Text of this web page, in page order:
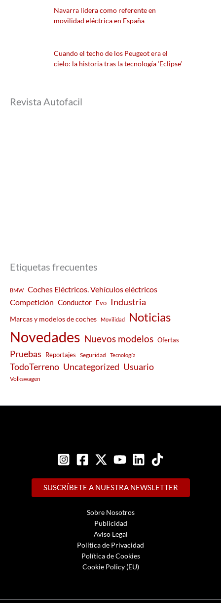
Navarra lidera como referente en
movilidad eléctrica en España
Cuando el techo de los Peugeot era el
cielo: la historia tras la tecnología ‘Eclipse’
Revista Autofacil
Etiquetas frecuentes
BMW
Coches Eléctricos. Vehículos eléctricos
Competición Conductor Evo Industria
Marcas y modelos de coches Movilidad Noticias
Novedades Nuevos modelos Ofertas
Pruebas Reportajes Seguridad Tecnología
TodoTerreno Uncategorized Usuario
Volkswagen
SUSCRÍBETE A NUESTRA NEWSLETTER
Sobre Nosotros
Publicidad
Aviso Legal
Política de Privacidad
Política de Cookies
Cookie Policy (EU)